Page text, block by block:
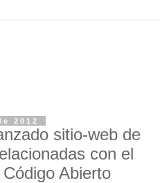
2012
sitio-web de
con el
Abierto